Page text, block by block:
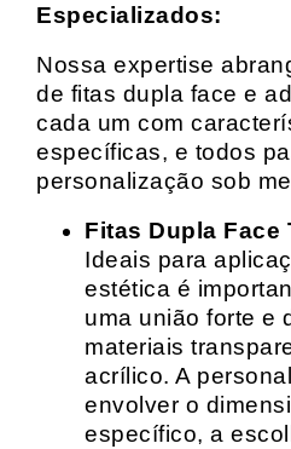
Especializados:
Nossa expertise
de fitas dupla face e
cada um com
específicas, e todos
personalização sob
Fitas Dupla Face
Ideais para
estética é
uma união forte e
materiais
acrílico. A
envolver o
específico, a